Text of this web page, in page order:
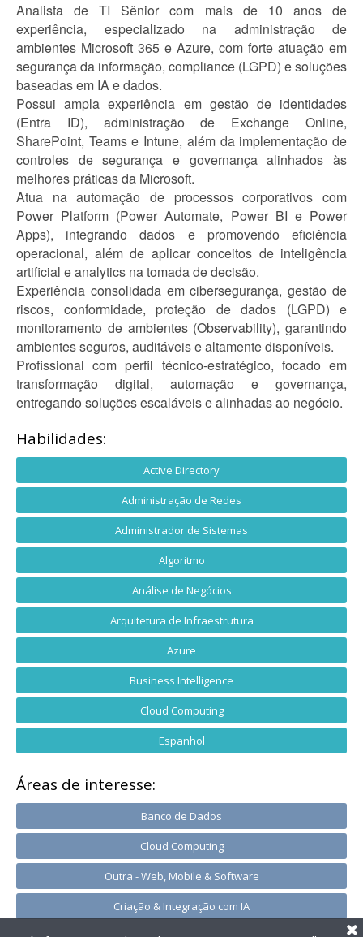
Analista de TI Sênior com mais de 10 anos de
experiência, especializado na administração de
ambientes Microsoft 365 e Azure, com forte atuação em
segurança da informação, compliance (LGPD) e soluções
baseadas em IA e dados.
Possui ampla experiência em gestão de identidades
(Entra ID), administração de Exchange Online,
SharePoint, Teams e Intune, além da implementação de
controles de segurança e governança alinhados às
melhores práticas da Microsoft.
Atua na automação de processos corporativos com
Power Platform (Power Automate, Power BI e Power
Apps), integrando dados e promovendo eficiência
operacional, além de aplicar conceitos de inteligência
artificial e analytics na tomada de decisão.
Experiência consolidada em cibersegurança, gestão de
riscos, conformidade, proteção de dados (LGPD) e
monitoramento de ambientes (Observability), garantindo
ambientes seguros, auditáveis e altamente disponíveis.
Profissional com perfil técnico-estratégico, focado em
transformação digital, automação e governança,
entregando soluções escaláveis e alinhadas ao negócio.
Habilidades:
Active Directory
Administração de Redes
Administrador de Sistemas
Algoritmo
Análise de Negócios
Arquitetura de Infraestrutura
Azure
Business Intelligence
Cloud Computing
Espanhol
Áreas de interesse:
Banco de Dados
Cloud Computing
Outra - Web, Mobile & Software
Criação & Integração com IA